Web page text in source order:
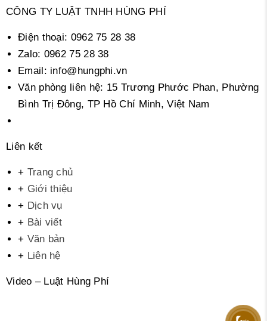
CÔNG TY LUẬT TNHH HÙNG PHÍ
Điện thoại: 0962 75 28 38
Zalo: 0962 75 28 38
Email: info@hungphi.vn
Văn phòng liên hệ: 15 Trương Phước Phan, Phường
Bình Trị Đông, TP Hồ Chí Minh, Việt Nam
Liên kết
+ Trang chủ
+ Giới thiệu
+ Dịch vụ
+ Bài viết
+ Văn bản
+ Liên hệ
Video – Luật Hùng Phí